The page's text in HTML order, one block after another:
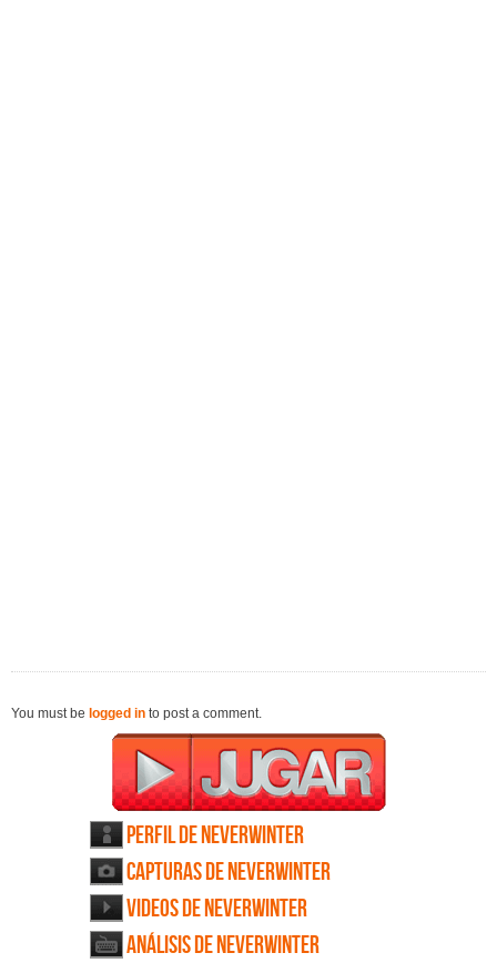
You must be logged in to post a comment.
Perfil de Neverwinter
Capturas de Neverwinter
Videos de Neverwinter
Análisis de Neverwinter